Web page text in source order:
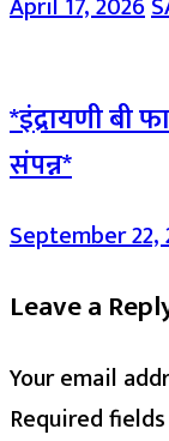
*इंद्रायणी बी
संपन्न*
September 22,
Leave a
Your email
Required